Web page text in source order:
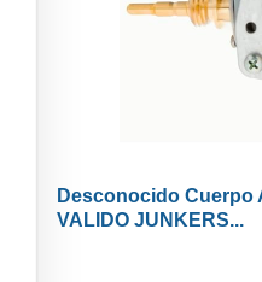
Desconocido Cuerpo
VALIDO JUNKERS...